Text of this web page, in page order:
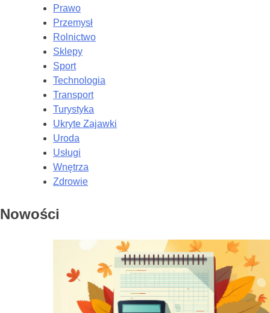
Prawo
Przemysł
Rolnictwo
Sklepy
Sport
Technologia
Transport
Turystyka
Ukryte Zajawki
Uroda
Usługi
Wnętrza
Zdrowie
Nowości